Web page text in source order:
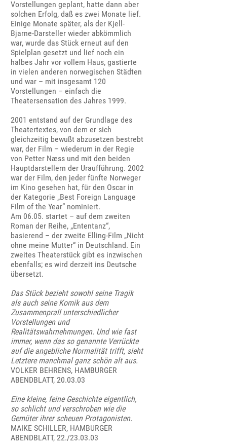
Vorstellungen geplant, hatte dann aber
solchen Erfolg, daß es zwei Monate lief.
Einige Monate später, als der Kjell-
Bjarne-Darsteller wieder abkömmlich
war, wurde das Stück erneut auf den
Spielplan gesetzt und lief noch ein
halbes Jahr vor vollem Haus, gastierte
in vielen anderen norwegischen Städten
und war – mit insgesamt 120
Vorstellungen – einfach die
Theatersensation des Jahres 1999.
2001 entstand auf der Grundlage des
Theatertextes, von dem er sich
gleichzeitig bewußt abzusetzen bestrebt
war, der Film – wiederum in der Regie
von Petter Næss und mit den beiden
Hauptdarstellern der Uraufführung. 2002
war der Film, den jeder fünfte Norweger
im Kino gesehen hat, für den Oscar in
der Kategorie „Best Foreign Language
Film of the Year“ nominiert.
Am 06.05. startet – auf dem zweiten
Roman der Reihe, „Ententanz“,
basierend – der zweite Elling-Film „Nicht
ohne meine Mutter“ in Deutschland. Ein
zweites Theaterstück gibt es inzwischen
ebenfalls; es wird derzeit ins Deutsche
übersetzt.
Das Stück bezieht sowohl seine Tragik
als auch seine Komik aus dem
Zusammenprall unterschiedlicher
Vorstellungen und
Realitätswahrnehmungen. Und wie fast
immer, wenn das so genannte Verrückte
auf die angebliche Normalität trifft, sieht
Letztere manchmal ganz schön alt aus.
VOLKER BEHRENS, HAMBURGER
ABENDBLATT, 20.03.03
Eine kleine, feine Geschichte eigentlich,
so schlicht und verschroben wie die
Gemüter ihrer scheuen Protagonisten.
MAIKE SCHILLER, HAMBURGER
ABENDBLATT, 22./23.03.03